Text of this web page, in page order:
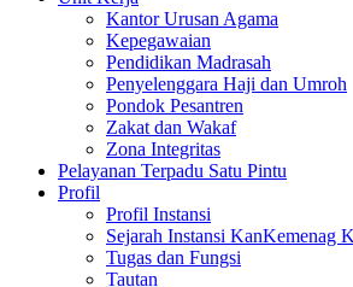
Kantor Urusan Agama
Kepegawaian
Pendidikan Madrasah
Penyelenggara Haji dan Umroh
Pondok Pesantren
Zakat dan Wakaf
Zona Integritas
Pelayanan Terpadu Satu Pintu
Profil
Profil Instansi
Sejarah Instansi KanKemenag
Tugas dan Fungsi
Tautan